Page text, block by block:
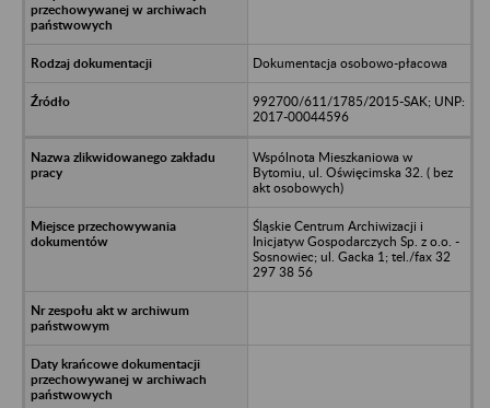
Dokumentacja osobowo-płacowa
992700/611/1785/2015-SAK; UNP:
2017-00044596
Wspólnota Mieszkaniowa w
Bytomiu, ul. Oświęcimska 32. ( bez
akt osobowych)
Śląskie Centrum Archiwizacji i
Inicjatyw Gospodarczych Sp. z o.o. -
Sosnowiec; ul. Gacka 1; tel./fax 32
297 38 56